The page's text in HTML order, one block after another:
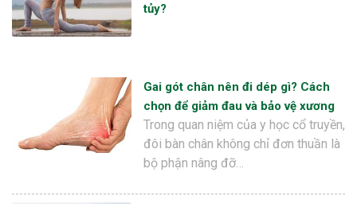
tủy?
Gai gót chân nên đi dép gì? Cách
chọn để giảm đau và bảo vệ xương
Trong quan niệm của y học cổ truyền,
đôi bàn chân không chỉ đơn thuần là
bộ phận nâng đỡ…